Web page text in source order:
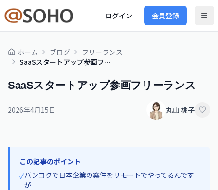
ログイン 会員登録
ホーム ブログ
フリーランス
SaaSスタートアップ参画フリーランス
SaaSスタートアップ参画フリーランス
2026年4月15日 丸山 桃子
この記事のポイント
✓バンコクで日本企業の案件をリモートでやってるんです
が